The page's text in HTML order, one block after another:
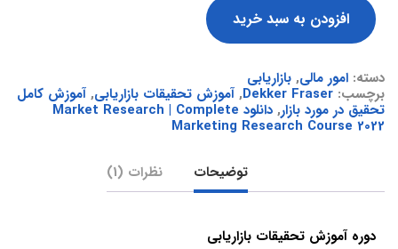
افزودن به سبد خرید
دسته: امور مالی, بازاریابی
برچسب: Dekker Fraser
, آموزش تحقیقات بازاریابی, آموزش کامل
تحقیق در مورد بازار, دانلود Market Research | Complete
Marketing Research Course 2022
توضیحات نظرات (1)
دوره آموزش تحقیقات بازاریابی